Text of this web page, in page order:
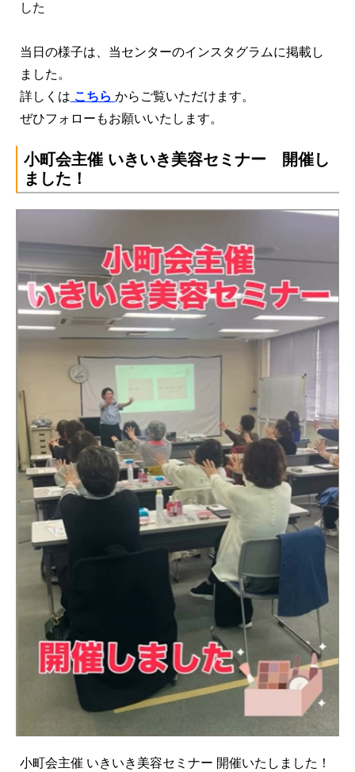
した
当日の様子は、当センターのインスタグラムに掲載し
ました。
詳しくは こちら からご覧いただけます。
ぜひフォローもお願いいたします。
小町会主催 いきいき美容セミナー 開催し
ました！
小町会主催 いきいき美容セミナー 開催いたしました！